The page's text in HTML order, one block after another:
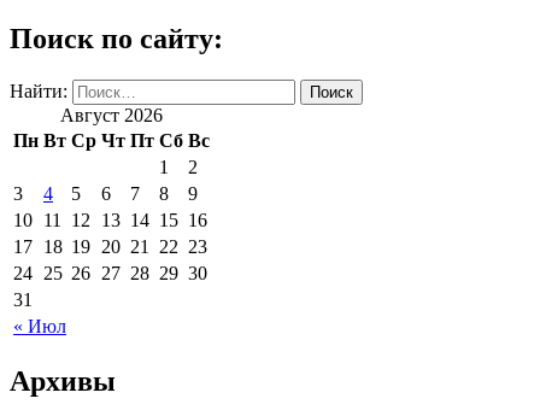
Поиск по сайту:
Найти:
Август 2026
Пн Вт Ср Чт Пт Сб Вс
« Июл
1
2
3
4 5 6 7 8
9
10 11 12 13 14 15 16
17 18 19 20 21 22 23
24 25 26 27 28 29 30
31
Архивы